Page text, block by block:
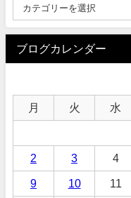
ブログカレンダー
月 火 水
2 3 4
9 10 11